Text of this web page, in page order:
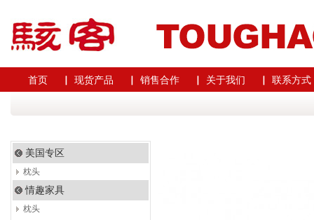
首页 ▏ 现货产品 ▏ 销售合作 ▏ 关于我们 ▏ 联系方式
美国专区
枕头
情趣家具
枕头